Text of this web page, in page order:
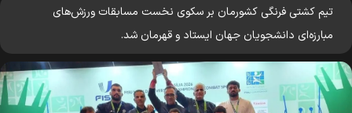
تیم کشتی فرنگی کشورمان بر سکوی نخست مسابقات ورزش‌های
مبارزه‌ای دانشجویان جهان ایستاد و قهرمان شد.